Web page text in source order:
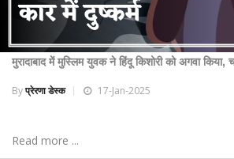
मुरादाबाद में मुस्लिम युवक ने हिंदू किशोरी को अगवा किया,
Byप्रेरणा डेस्क 17-Jan-2025
Read more ...